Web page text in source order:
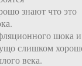
знают что это
шока и
слишком
века.